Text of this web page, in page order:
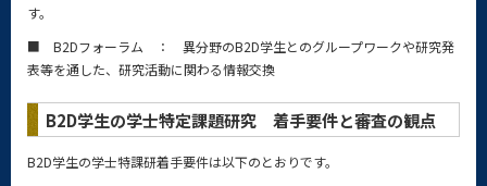
す。
■ B2Dフォーラム ： 異分野のB2D学生とのグループワークや研究発
表等を通した、研究活動に関わる情報交換
B2D学生の学士特定課題研究 着手要件と審査の観点
B2D学生の学士特課研着手要件は以下のとおりです。